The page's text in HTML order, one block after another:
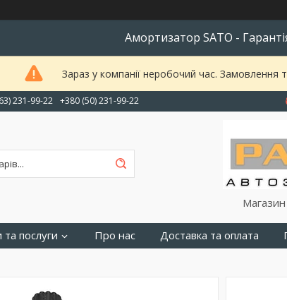
Амортизатор SATO -
Зараз у компанії неробочий час. Замовлення
231-99-22 +380 (50) 231-99-22
послуги Про нас Доставка та оплата